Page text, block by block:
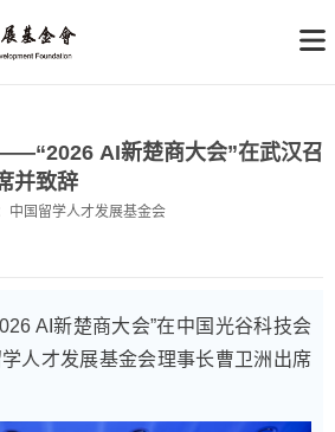
AI新楚商大会”在武汉召
并致辞
中国留学人才发展基金会
AI新楚商大会”在中国光谷科技会
人才发展基金会理事长曹卫洲出席